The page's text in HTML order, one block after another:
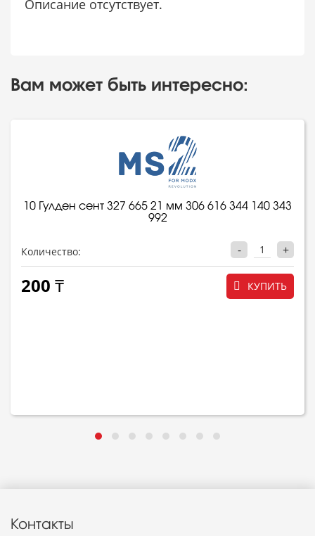
Описание отсутствует.
Вам может быть интересно:
10 Гулден сент 327 665 21 мм 306 616 344 140 343
992
Количество: - +
200 ₸ КУПИТЬ
Контакты